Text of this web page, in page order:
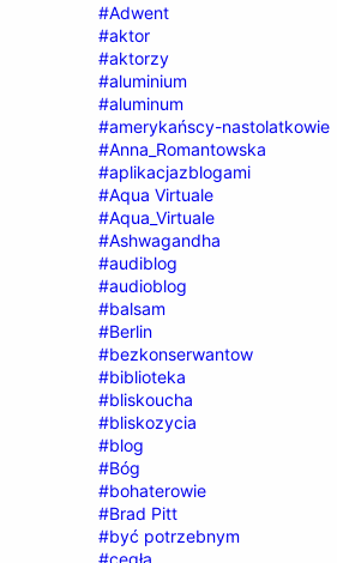
#Adwent
#aktor
#aktorzy
#aluminium
#aluminum
#amerykańscy-nastolatkowie
#Anna_Romantowska
#aplikacjazblogami
#Aqua Virtuale
#Aqua_Virtuale
#Ashwagandha
#audiblog
#audioblog
#balsam
#Berlin
#bezkonserwantow
#biblioteka
#bliskoucha
#bliskozycia
#blog
#Bóg
#bohaterowie
#Brad Pitt
#być potrzebnym
#cegła